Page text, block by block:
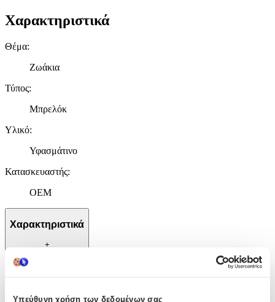
Υπεύθυνη χρήση των δεδομένων σας
Χαρακτηριστικά
Θέμα:
Ζωάκια
Τύπος:
Μπρελόκ
Υλικό:
Υφασμάτινο
Κατασκευαστής:
OEM
Χαρακτηριστικά
+
Χαρακτηριστικά
Θέμα: